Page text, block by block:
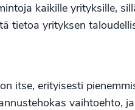
kaikille yrityksille,
tietoa yrityksen
itse, erityisesti
vaihtoehto,